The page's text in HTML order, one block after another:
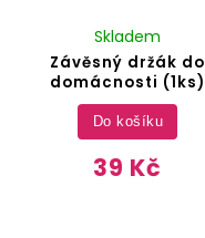
Závěsný držák do
domácnosti (1ks)
Skladem
39 Kč
Do košíku